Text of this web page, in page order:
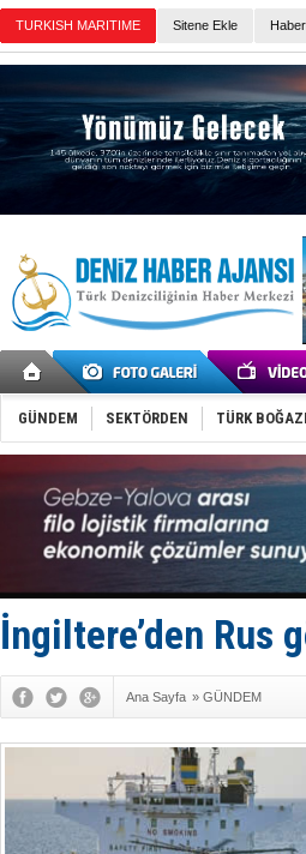
Sitene Ekle
GÜNDEM SEKTÖRDEN TÜRK
İngiltere’den Rus
Ana Sayfa » GÜNDEM